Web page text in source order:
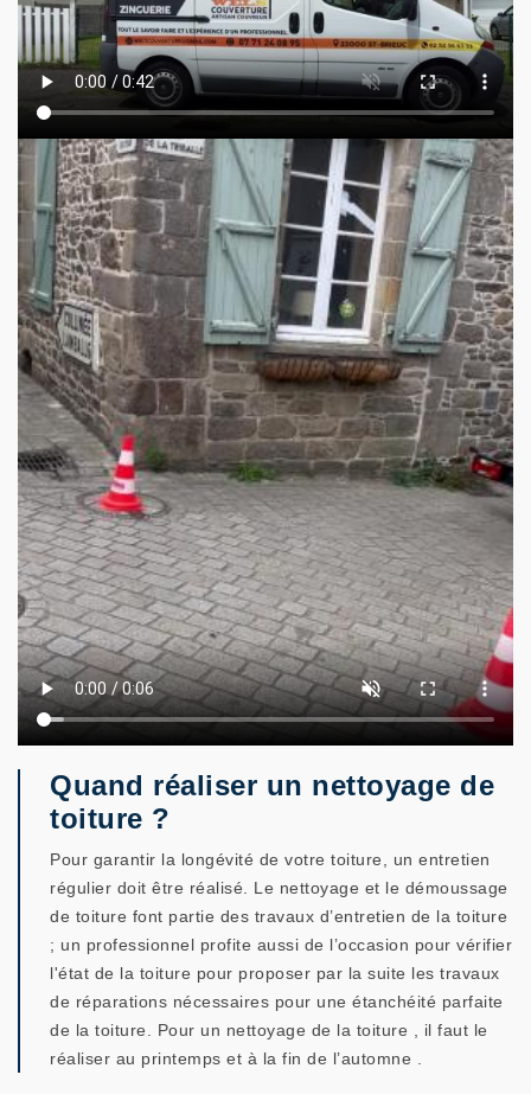
Quand réaliser un nettoyage de
toiture ?
Pour garantir la longévité de votre toiture, un entretien
régulier doit être réalisé. Le nettoyage et le démoussage
de toiture font partie des travaux d’entretien de la toiture
; un professionnel profite aussi de l’occasion pour vérifier
l'état de la toiture pour proposer par la suite les travaux
de réparations nécessaires pour une étanchéité parfaite
de la toiture. Pour un nettoyage de la toiture , il faut le
réaliser au printemps et à la fin de l’automne .